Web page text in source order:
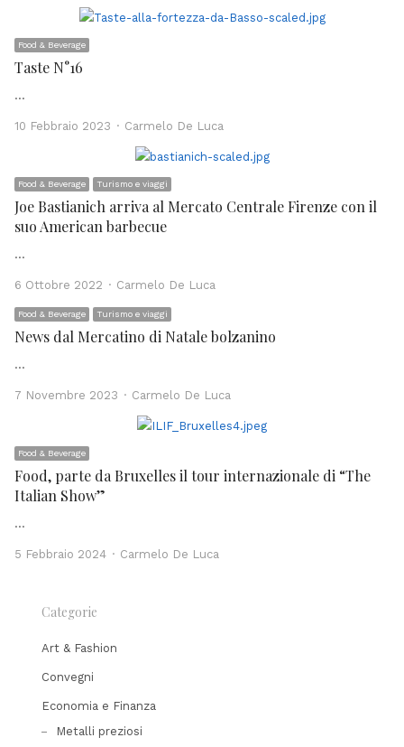
Food & Beverage
Taste N°16
…
10 Febbraio 2023 Author
Carmelo De Luca
Food & Beverage Turismo e viaggi
Joe Bastianich arriva al Mercato Centrale Firenze con il
suo American barbecue
…
6 Ottobre 2022 Author
Carmelo De Luca
Food & Beverage Turismo e viaggi
News dal Mercatino di Natale bolzanino
…
7 Novembre 2023 Author
Carmelo De Luca
Food & Beverage
Food, parte da Bruxelles il tour internazionale di “The
Italian Show”
…
5 Febbraio 2024 Author
Carmelo De Luca
Categorie
Art & Fashion
Convegni
Economia e Finanza
Metalli preziosi